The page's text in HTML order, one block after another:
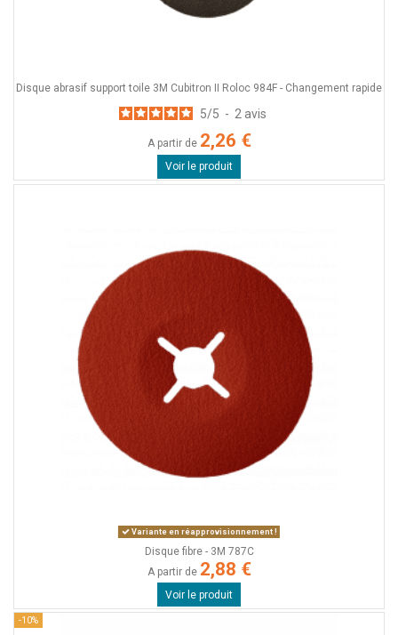
Disque abrasif support toile 3M Cubitron II Roloc 984F - Changement rapide
5/5 - 2 avis
A partir de 2,26 €
Voir le produit
Variante en réapprovisionnement !
Disque fibre - 3M 787C
A partir de 2,88 €
Voir le produit
-10%